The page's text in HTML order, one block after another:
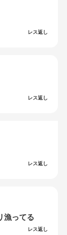
レス返し
レス返し
レス返し
漁ってる
レス返し